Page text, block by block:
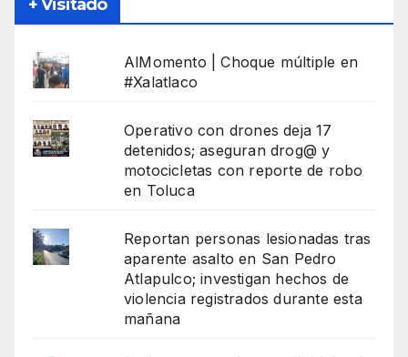
+ Visitado
AlMomento | Choque múltiple en
#Xalatlaco
Operativo con drones deja 17
detenidos; aseguran drog@ y
motocicletas con reporte de robo
en Toluca
Reportan personas lesionadas tras
aparente asalto en San Pedro
Atlapulco; investigan hechos de
violencia registrados durante esta
mañana